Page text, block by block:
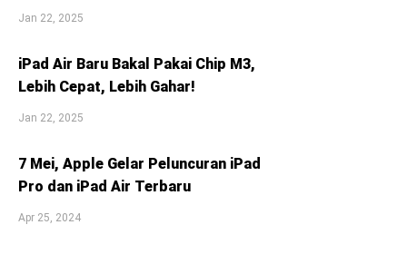
Jan 22, 2025
iPad Air Baru Bakal Pakai Chip M3,
Lebih Cepat, Lebih Gahar!
Jan 22, 2025
7 Mei, Apple Gelar Peluncuran iPad
Pro dan iPad Air Terbaru
Apr 25, 2024